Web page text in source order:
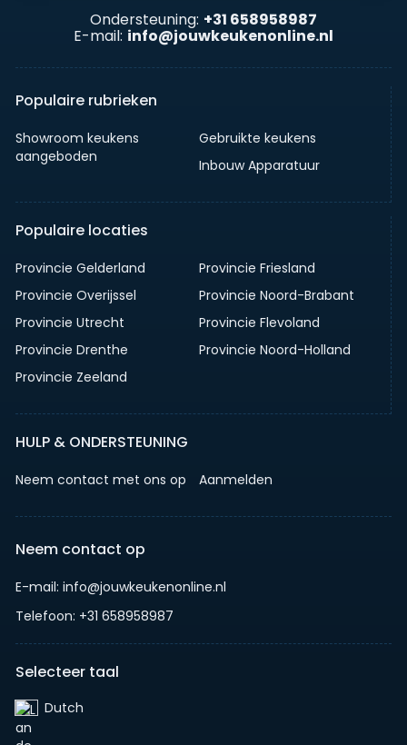
Ondersteuning: +31 658958987
E-mail: info@jouwkeukenonline.nl
Populaire rubrieken
Showroom keukens
aangeboden
Gebruikte keukens
Inbouw Apparatuur
Populaire locaties
Provincie Gelderland
Provincie Friesland
Provincie Overijssel
Provincie Noord-Brabant
Provincie Utrecht
Provincie Flevoland
Provincie Drenthe
Provincie Noord-Holland
Provincie Zeeland
HULP & ONDERSTEUNING
Neem contact met ons op Aanmelden
Neem contact op
E-mail: info@jouwkeukenonline.nl
Telefoon: +31 658958987
Selecteer taal
Dutch‎